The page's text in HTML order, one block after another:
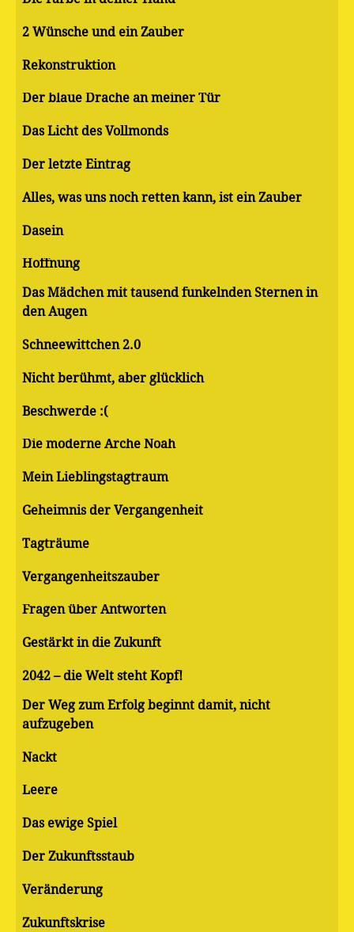
2 Wünsche und ein Zauber
Rekonstruktion
Der blaue Drache an meiner Tür
Das Licht des Vollmonds
Der letzte Eintrag
Alles, was uns noch retten kann, ist ein Zauber
Dasein
Hoffnung
Das Mädchen mit tausend funkelnden Sternen in
den Augen
Schneewittchen 2.0
Nicht berühmt, aber glücklich
Beschwerde :(
Die moderne Arche Noah
Mein Lieblingstagtraum
Geheimnis der Vergangenheit
Tagträume
Vergangenheitszauber
Fragen über Antworten
Gestärkt in die Zukunft
2042 – die Welt steht Kopf!
Der Weg zum Erfolg beginnt damit, nicht
aufzugeben
Nackt
Leere
Das ewige Spiel
Der Zukunftsstaub
Veränderung
Zukunftskrise